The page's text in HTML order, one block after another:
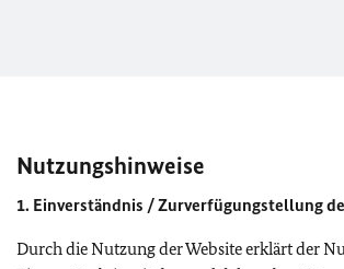
Nutzungshinweise
1. Einverständnis / Zurverfügungstellung
Durch die Nutzung der Website erklärt der